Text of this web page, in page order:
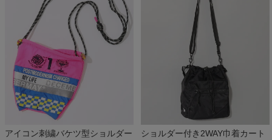
アイコン刺繍バケツ型ショルダー
ショルダー付き2WAY巾着カート